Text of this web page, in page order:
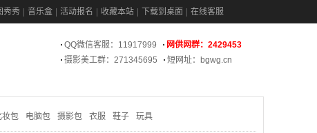
秀秀 音乐盒 活动报名 收藏本站 下载到桌面 在线客服
QQ微信客服：11917999
网供网群：2429453
摄影美工群：271345695
短网址：bgwg.cn
妆包 电脑包 摄影包 衣服 鞋子 玩具